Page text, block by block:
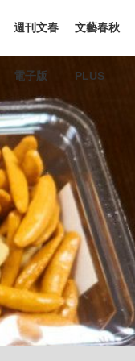
週刊文春
電子版
文藝春秋
PLUS